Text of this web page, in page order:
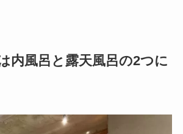
内風呂と露天風呂の2つに